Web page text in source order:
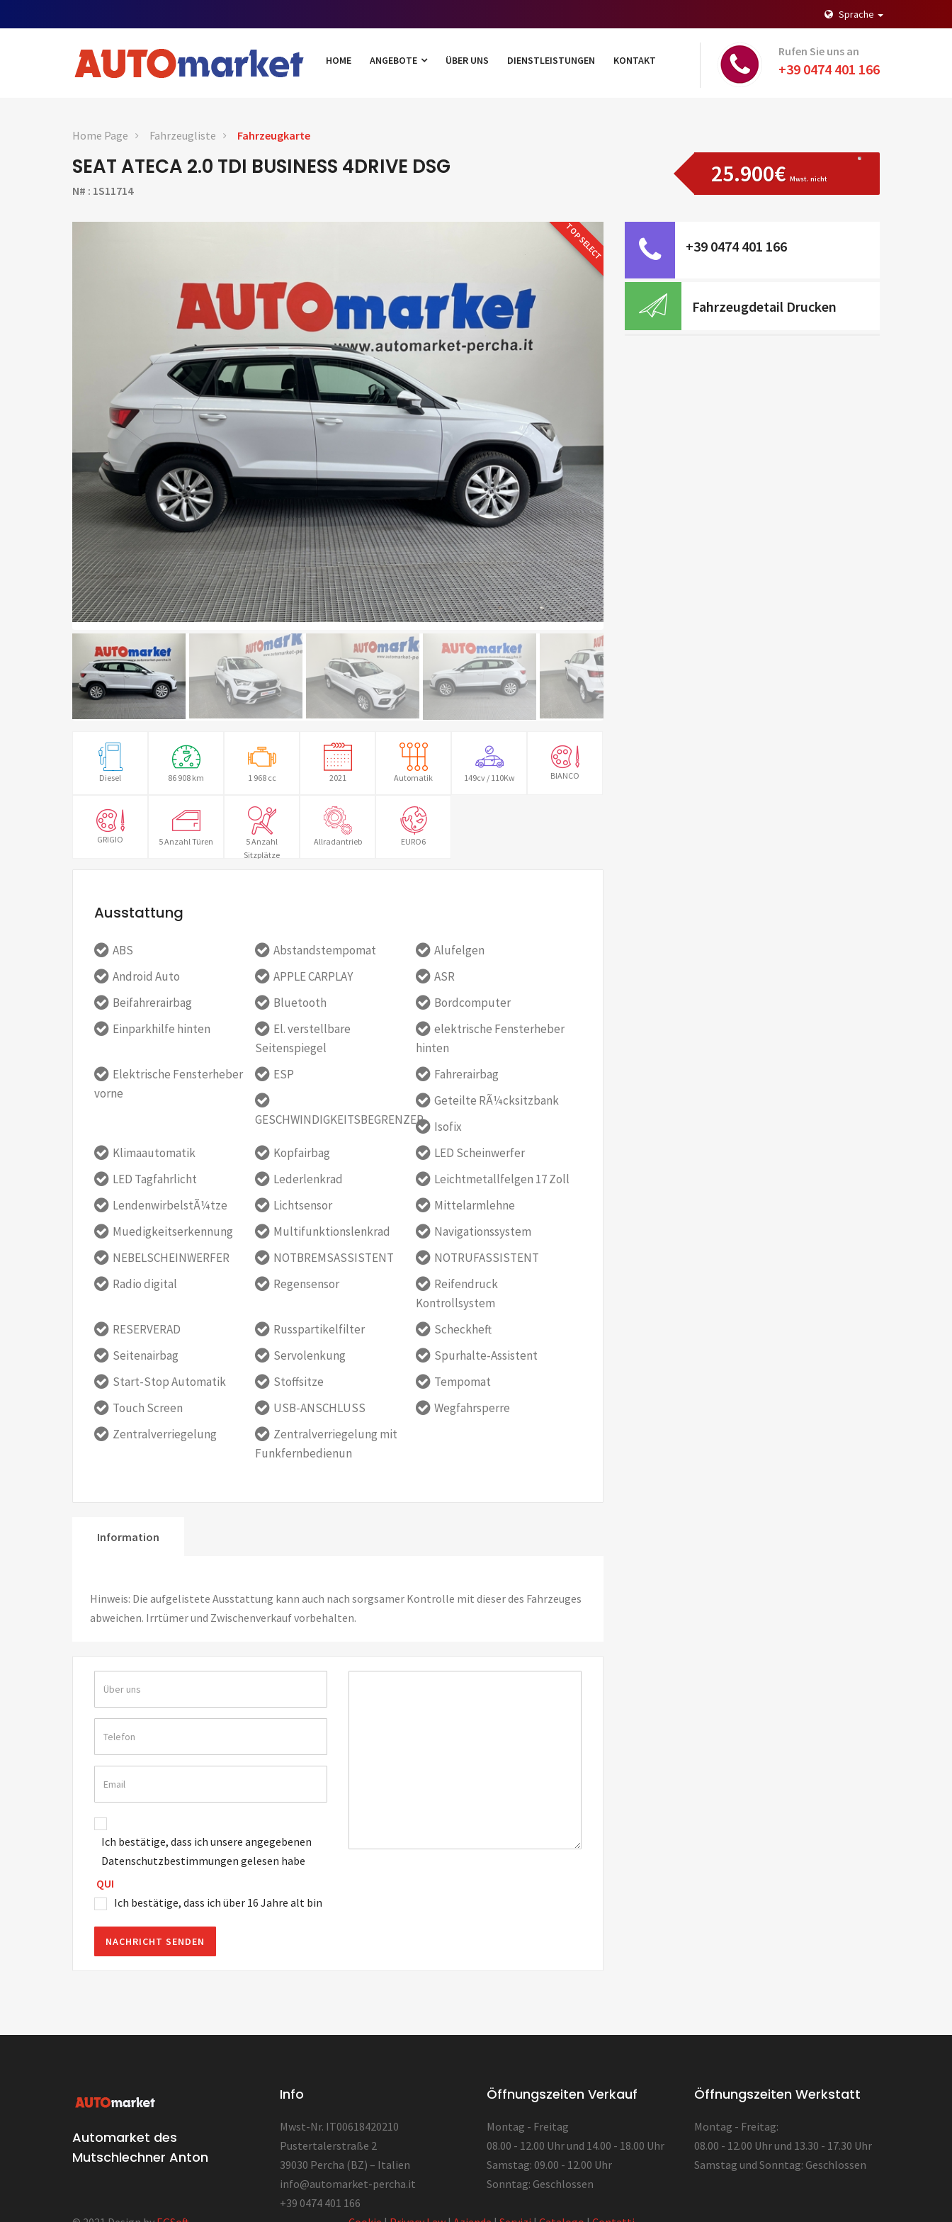
Sprache
HOME ANGEBOTE ÜBER UNS DIENSTLEISTUNGEN KONTAKT
Rufen Sie uns an
+39 0474 401 166
Home Page Fahrzeugliste Fahrzeugkarte
SEAT ATECA 2.0 TDI BUSINESS 4DRIVE DSG
N# : 1S11714
25.900€ Mwst. nicht
TOP SELECT
Diesel 86 908 km 1 968 cc 2021 Automatik 149cv / 110Kw BIANCO
GRIGIO 5 Anzahl Türen
5 Anzahl
Sitzplätze
Allradantrieb EURO6
Ausstattung
ABS Abstandstempomat
Alufelgen
Android Auto
APPLE CARPLAY
ASR
Beifahrerairbag
Bluetooth
Bordcomputer
Einparkhilfe hinten
El. verstellbare
Seitenspiegel
elektrische Fensterheber
hinten
Elektrische Fensterheber
vorne
ESP Fahrerairbag
GESCHWINDIGKEITSBEGRENZER
Geteilte RÃ¼cksitzbank
Isofix
Klimaautomatik
Kopfairbag
LED Scheinwerfer
LED Tagfahrlicht
Lederlenkrad
Leichtmetallfelgen 17 Zoll
LendenwirbelstÃ¼tze
Lichtsensor
Mittelarmlehne
Muedigkeitserkennung
Multifunktionslenkrad
Navigationssystem
NEBELSCHEINWERFER
NOTBREMSASSISTENT
NOTRUFASSISTENT
Radio digital
Regensensor
Reifendruck
Kontrollsystem
RESERVERAD
Russpartikelfilter
Scheckheft
Seitenairbag
Servolenkung
Spurhalte-Assistent
Start-Stop Automatik
Stoffsitze
Tempomat
Touch Screen
USB-ANSCHLUSS
Wegfahrsperre
Zentralverriegelung
Zentralverriegelung mit
Funkfernbedienun
Information
Hinweis: Die aufgelistete Ausstattung kann auch nach sorgsamer Kontrolle mit dieser des Fahrzeuges
abweichen. Irrtümer und Zwischenverkauf vorbehalten.
Ich bestätige, dass ich unsere angegebenen
Datenschutzbestimmungen gelesen habe
QUI
Ich bestätige, dass ich über 16 Jahre alt bin
+39 0474 401 166
Fahrzeugdetail Drucken
Automarket des
Mutschlechner Anton
Info
Mwst-Nr. IT00618420210
Pustertalerstraße 2
39030 Percha (BZ) – Italien
info@automarket-percha.it
+39 0474 401 166
Öffnungszeiten Verkauf
Montag - Freitag
08.00 - 12.00 Uhr und 14.00 - 18.00 Uhr
Samstag: 09.00 - 12.00 Uhr
Sonntag: Geschlossen
Öffnungszeiten Werkstatt
Montag - Freitag:
08.00 - 12.00 Uhr und 13.30 - 17.30 Uhr
Samstag und Sonntag: Geschlossen